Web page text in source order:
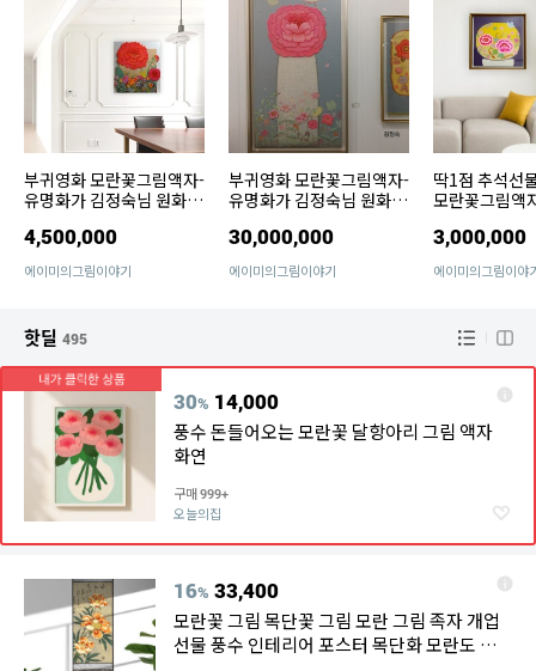
부귀영화 모란꽃그림액자-
유명화가 김정숙님 원화작
4,500,000
에이미의그림이야기
부귀영화 모란꽃그림액자-
유명화가 김정숙님 원화작
30,000,000
에이미의그림이야기
딱1점 추석선
모란꽃그림액
3,000,000
에이미의그림이야
핫딜 495
30% 14,000
풍수 돈들어오는 모란꽃 달항아리 그림 액자
화연
구매999+
오늘의집
16% 33,400
모란꽃 그림 목단꽃 그림 모란 그림 족자 개업
선물 풍수 인테리어 포스터 목단화 모란도 액